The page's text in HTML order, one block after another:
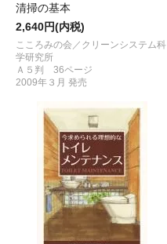
清掃の基本
2,640円(内税)
こころみの会／クリーンシステム科
学研究所
Ａ５判 36ページ
2009年３月 発売